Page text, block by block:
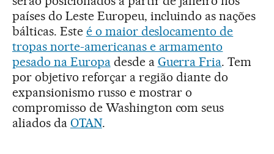
países do Leste Europeu, incluindo as nações
bálticas. Este é o maior deslocamento de
tropas norte-americanas e armamento
pesado na Europadesde a Guerra Fria. Tem
por objetivo reforçar a região diante do
expansionismo russo e mostrar o
compromisso de Washington com seus
aliados da OTAN.